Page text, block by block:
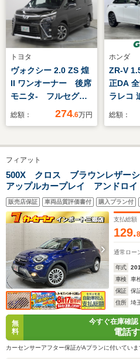
トヨタ
ヴォクシー 2.0 ZS 煌
II ワンオーナー 後席
モニタ- フルセグ
メモリーナビ DVD
クカメラ 衝突被害軽
減システム ETC 両
側電動スライド LED
ヘッドランプ ウオー
クスルー
総額： 274.6万円
ホンダ
ZR-V
正DA
ラレコ
ダウン
レーン
イビー
ステア
ワイヤ
総額：
フィアット
500X クロス ブラウンレザー
アップルカープレイ アンドロ
ントロール シートヒーター プ
販売店保証 車両品質評価書付 購入プラン付
支払総額
129.8
通常ロー
年式
車検
車
保証
保
住所
埼
無
料
今すぐ在庫確
電話
カーセンサーアフター保証がAプランに付いていま